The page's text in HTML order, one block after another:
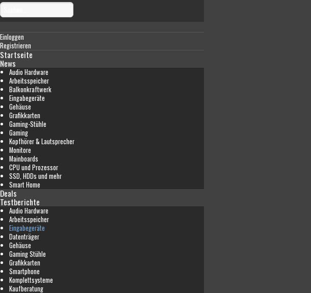
Einloggen
Registrieren
Startseite
News
Audio Hardware
Arbeitsspeicher
Balkonkraftwerk
Eingabegeräte
Gehäuse
Grafikkarten
Gaming-Stühle
Gaming
Kopfhörer & Lautsprecher
Monitore
Mainboards
CPU und Prozessor
SSD, HDDs und mehr
Smart Home
Deals
Testberichte
Audio Hardware
Arbeitsspeicher
Eingabegeräte
Datenträger
Gehäuse
Gaming Stühle
Grafikkarten
Smartphone
Komplettsysteme
Kaufberatung